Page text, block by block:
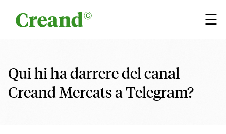
☰
×
Qui hi ha darrere del canal
Creand Mercats a Telegram?